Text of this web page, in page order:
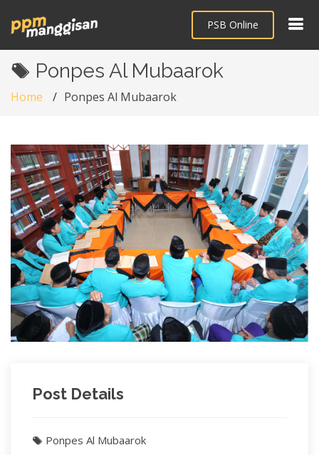
PSB Online
Ponpes Al Mubaarok
Home Ponpes Al Mubaarok
Post Details
Ponpes Al Mubaarok